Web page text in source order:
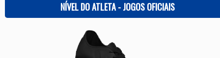
NÍVEL DO ATLETA - JOGOS OFICIAIS